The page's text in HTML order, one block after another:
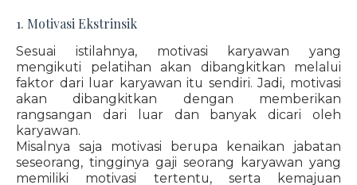
1. Motivasi Ekstrinsik
Sesuai istilahnya, motivasi karyawan yang
mengikuti pelatihan akan dibangkitkan melalui
faktor dari luar karyawan itu sendiri. Jadi, motivasi
akan dibangkitkan dengan memberikan
rangsangan dari luar dan banyak dicari oleh
karyawan.
Misalnya saja motivasi berupa kenaikan jabatan
seseorang, tingginya gaji seorang karyawan yang
memiliki motivasi tertentu, serta kemajuan